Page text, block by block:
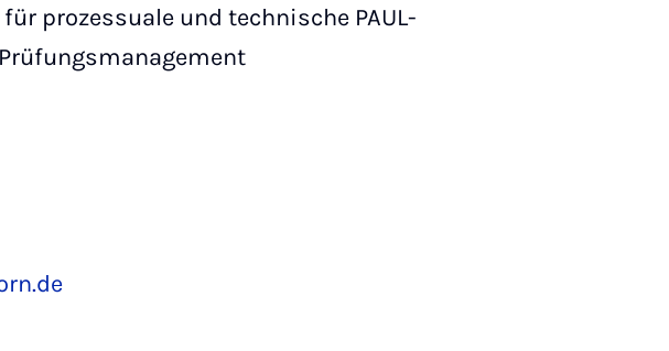
prozessuale und technische PAUL-